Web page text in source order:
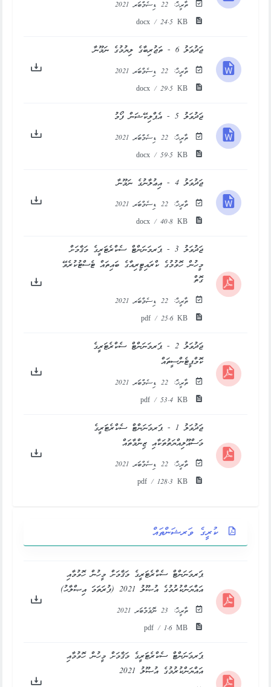
ތާރީޚް: 22 ޑިސެމްބަރ 2021
docx / 24.5 KB
ޖަދުވަލު 6 - ތަޖުރިބާގެ ލިޔުމުގެ ނަމޫނާ
ތާރީޚް: 22 ޑިސެމްބަރ 2021
docx / 29.5 KB
ޖަދުވަލު 5 - އެޕްލިކޭޝަން ފޯމު
ތާރީޚް: 22 ޑިސެމްބަރ 2021
docx / 59.5 KB
ޖަދުވަލު 4 - އިޢުލާނުގެ ނަމޫނާ
ތާރީޚް: 22 ޑިސެމްބަރ 2021
docx / 40.8 KB
ޖަދުވަލު 3 - ޕަރމަނަންޓް ސެކްރެޓަރީގެ މަޤާމަށް
މީހުން ހޮވުމުގެ ކްރައިޓީރިއާގެ ބައިތައް ޓެސްޓުކުރެވޭ
ގޮތް
ތާރީޚް: 22 ޑިސެމްބަރ 2021
pdf / 25.6 KB
ޖަދުވަލު 2 - ޕަރމަނަންޓް ސެކްރެޓަރީގެ
ކޮމްޕީޓެންސީތައް
ތާރީޚް: 22 ޑިސެމްބަރ 2021
pdf / 53.4 KB
ޖަދުވަލު 1 - ޕަރމަނަންޓް ސެކްރެޓަރީގެ
މަސްއޫލިއްޔަތުތަކާއި ޒިންމާތައް
ތާރީޚް: 22 ޑިސެމްބަރ 2021
pdf / 128.3 KB
ކުރީގެ ވަރޝަންތައް
ޕަރމަނަންޓް ސެކްރެޓަރީގެ މަޤާމަށް މީހުން ހޮވުމާއި
އައްޔަންކުރުމުގެ އުޞޫލު 2021 (ފުރަތަމަ އިޞްލާޙު)
ތާރީޚް:
23 ނޮވެމްބަރ 2021
pdf / 1.6 MB
ޕަރމަނަންޓް ސެކްރެޓަރީގެ މަޤާމަށް މީހުން ހޮވުމާއި
އައްޔަންކުރުމުގެ އުޞޫލު 2021